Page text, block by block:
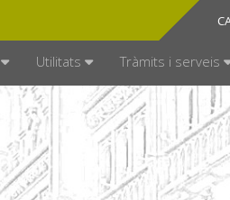
ES
Utilitats Tràmits i serveis